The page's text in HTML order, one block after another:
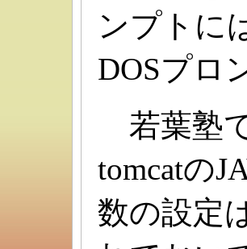
ンプトに
DOSプロ
若葉塾
tomcatの
数の設定